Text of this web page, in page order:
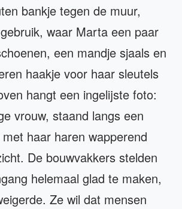
bankje tegen de muur,
waar Marta een paar
een mandje sjaals en
haakje voor haar sleutels
hangt een ingelijste foto:
vrouw, staand langs een
haar haren wapperend
De bouwvakkers stelden
helemaal glad te maken,
Ze wil dat mensen